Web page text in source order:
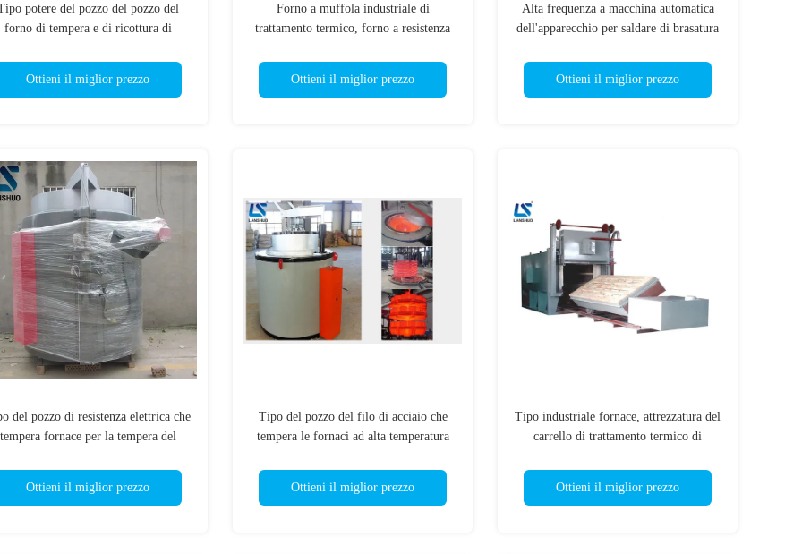
potere del pozzo del pozzo del
forno di tempera e di ricottura di
Ottieni il miglior prezzo
Forno a muffola industriale di
trattamento termico, forno a resistenza
Ottieni il miglior prezzo
Alta frequenza a macchina automatica
dell'apparecchio per saldare di brasatura
Ottieni il miglior prezzo
del pozzo di resistenza elettrica che
tempera fornace per la tempera del
Ottieni il miglior prezzo
Tipo del pozzo del filo di acciaio che
tempera le fornaci ad alta temperatura
Ottieni il miglior prezzo
Tipo industriale fornace, attrezzatura del
carrello di trattamento termico di
Ottieni il miglior prezzo